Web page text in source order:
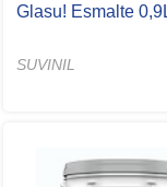
Glasu! Esmalte
SUVINIL